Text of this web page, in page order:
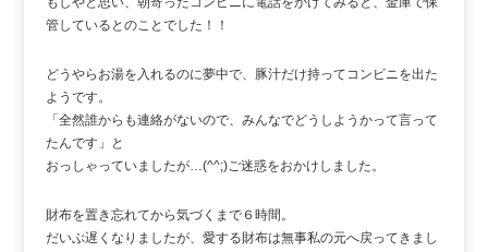
管しているとのことでした！！
どうやらお湯を入れるのに夢中で、豚汁だけ持ってコンビニを出た
ようです。
「全然誰からも連絡がないので、みんなでどうしようかって言って
たんです」と
おっしゃっていましたが…(^^;)ご迷惑をおかけしました。
財布を置き忘れてから気づくまで６時間。
だいぶ遅くなりましたが、愛する財布は無事私の元へ戻ってきまし